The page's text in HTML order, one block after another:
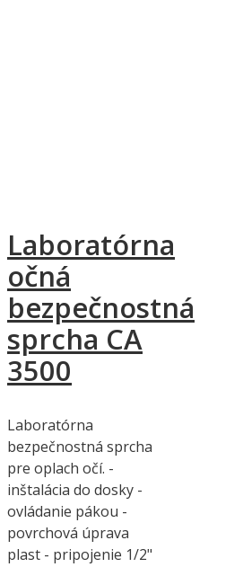
Laboratórna
očná
bezpečnostná
sprcha CA
3500
Laboratórna
bezpečnostná sprcha
pre oplach očí. -
inštalácia do dosky -
ovládanie pákou -
povrchová úprava
plast - pripojenie 1/2"